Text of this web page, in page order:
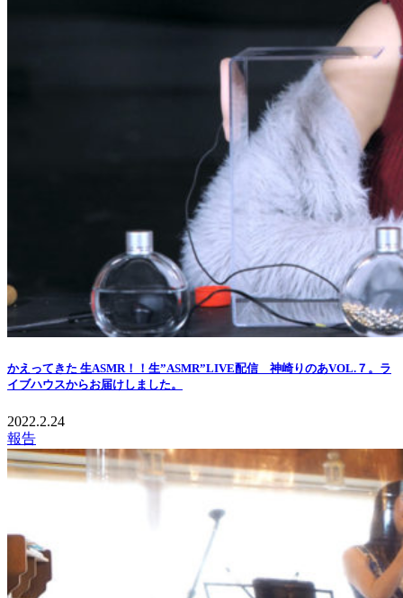
かえってきた 生ASMR！！生”ASMR”LIVE配信 神崎りのあVOL.７。ラ
イブハウスからお届けしました。
2022.2.24
報告